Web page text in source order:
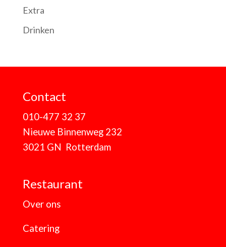
Extra
Drinken
Contact
010-477 32 37
Nieuwe Binnenweg 232
3021 GN Rotterdam
Restaurant
Over ons
Catering